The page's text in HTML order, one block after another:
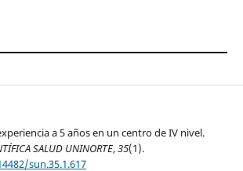
a 5 años en un centro de IV nivel.
SALUD UNINORTE,35(1).
sun.35.1.617